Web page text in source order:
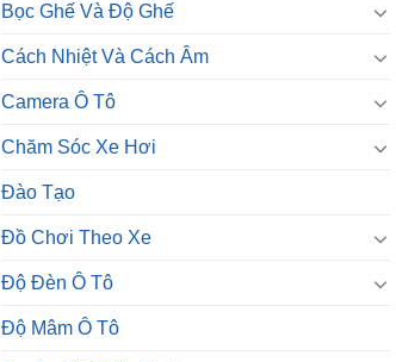
Bọc Ghế Và Độ Ghế
Cách Nhiệt Và Cách Âm
Camera Ô Tô
Chăm Sóc Xe Hơi
Đào Tạo
Đồ Chơi Theo Xe
Độ Đèn Ô Tô
Độ Mâm Ô Tô